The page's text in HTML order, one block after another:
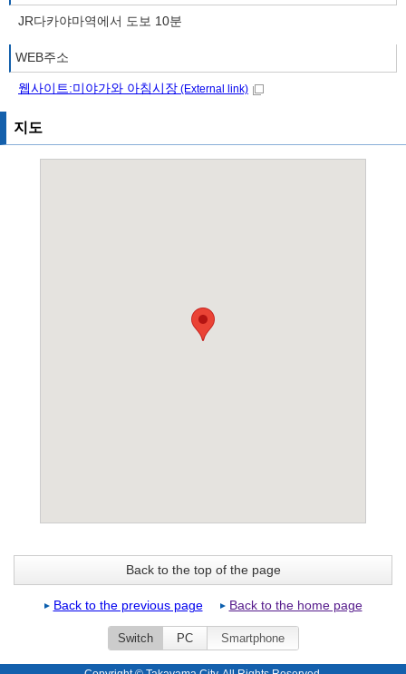
JR다카야마역에서 도보 10분
WEB주소
웹사이트:미야가와 아침시장 (External link)
지도
Back to the top of the page
Back to the previous page Back to the home page
Switch PC Smartphone